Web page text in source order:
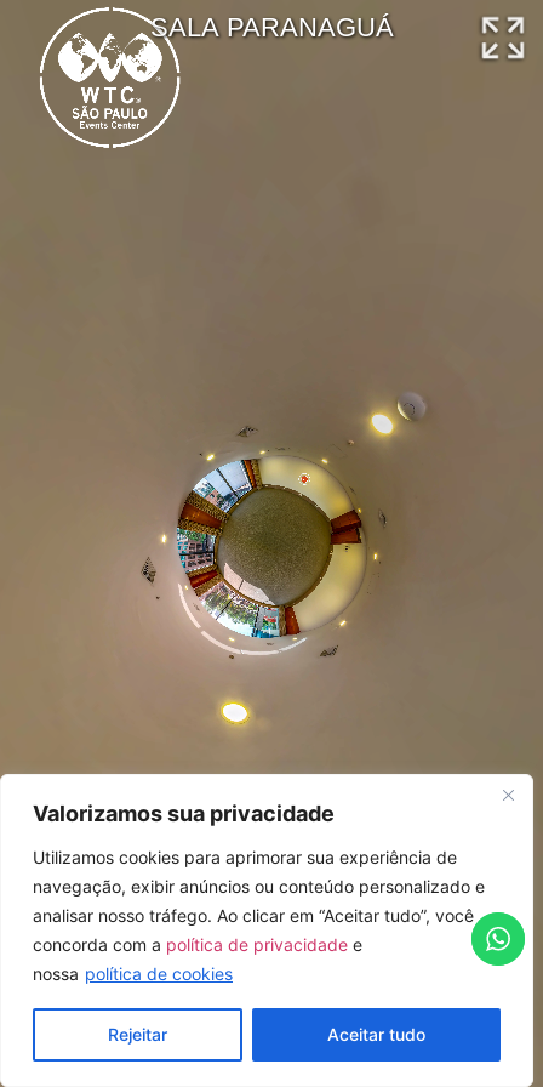
Valorizamos sua privacidade
Utilizamos cookies para aprimorar sua experiência de
navegação, exibir anúncios ou conteúdo personalizado e
analisar nosso tráfego. Ao clicar em “Aceitar tudo”, você
concorda com a política de privacidade e
nossa política de cookies
Rejeitar Aceitar tudo